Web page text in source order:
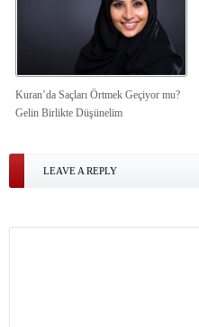
Kuran’da Saçları Örtmek Geçiyor mu?
Gelin Birlikte Düşünelim
LEAVE A REPLY